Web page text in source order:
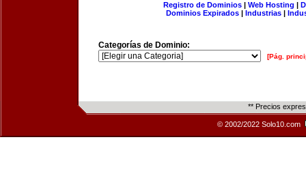
Registro de Dominios| Web Hosting |
Dominios Expirados | Industrias |
Categorías de Dominio:
[Pág.
** Precios
© 2002/2022 Solo10.com